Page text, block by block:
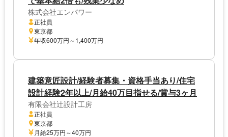
株式会社エンパワー
正社員
東京都
年収600万円～1,400万円
建築意匠設計/経験者募集・資格手当あり/住宅
設計経験2年以上/月給40万目指せる/賞与3ヶ月
有限会社辻設計工房
正社員
東京都
月給25万円～40万円